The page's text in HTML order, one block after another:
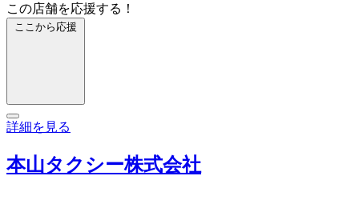
この店舗を応援する！
ここから応援
詳細を見る
本山タクシー株式会社